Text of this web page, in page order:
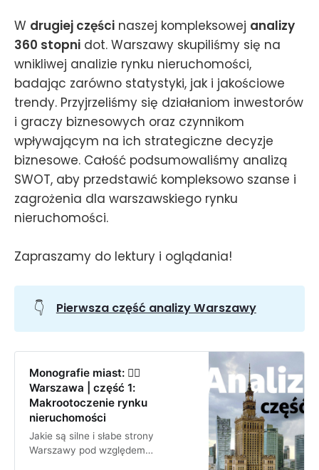
W drugiej części naszej kompleksowej analizy
360 stopni dot. Warszawy skupiliśmy się na
wnikliwej analizie rynku nieruchomości,
badając zarówno statystyki, jak i jakościowe
trendy. Przyjrzeliśmy się działaniom inwestorów
i graczy biznesowych oraz czynnikom
wpływającym na ich strategiczne decyzje
biznesowe. Całość podsumowaliśmy analizą
SWOT, aby przedstawić kompleksowo szanse i
zagrożenia dla warszawskiego rynku
nieruchomości.
Zapraszamy do lektury i oglądania!
👇 Pierwsza część analizy Warszawy
Monografie miast: 🧜‍♀️
Warszawa | część 1:
Makrootoczenie rynku
nieruchomości
Jakie są silne i słabe strony
Warszawy pod względem